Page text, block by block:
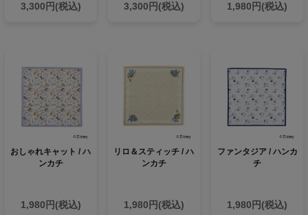
3,300円(税込) 3,300円(税込) 1,980円(税込)
おしゃれキャット / ハ
ンカチ
1,980円(税込)
リロ＆スティッチ / ハ
ンカチ
1,980円(税込)
ファンタジア / ハンカ
チ
1,980円(税込)